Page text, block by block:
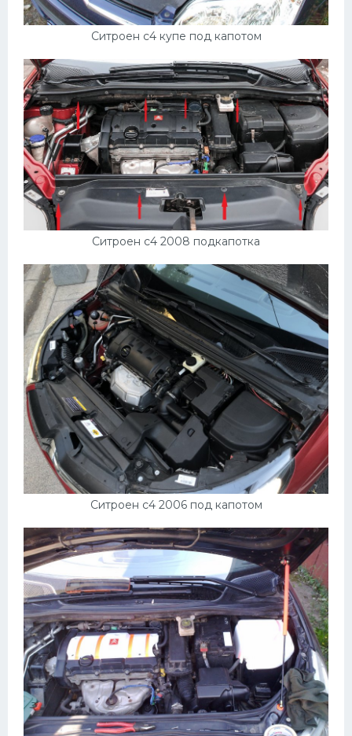
Ситроен с4 купе под капотом
Ситроен с4 2008 подкапотка
Ситроен с4 2006 под капотом